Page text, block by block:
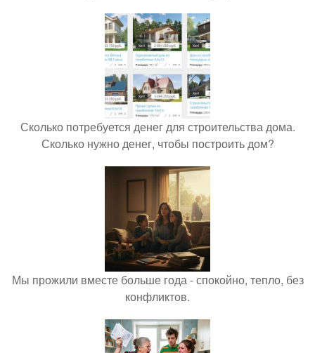
Сколько потребуется денег для строительства дома.
Сколько нужно денег, чтобы построить дом?
Мы прожили вместе больше года - спокойно, тепло, без
конфликтов.